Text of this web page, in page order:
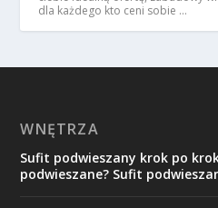
dla każdego kto ceni sobie …
WNĘTRZA
Sufit podwieszany krok po
podwieszane? Sufit